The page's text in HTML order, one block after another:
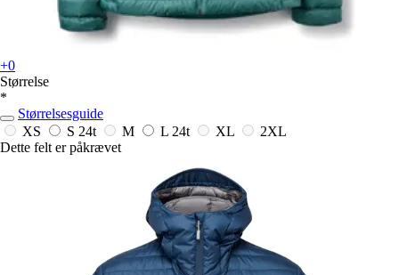
+0
Størrelse
*
Størrelsesguide
XS
S 24t M L 24t XL
2XL
Dette felt er påkrævet